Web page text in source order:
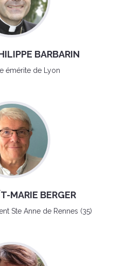
BARBARIN
émérite de Lyon
MARIE BERGER
Ste Anne de Rennes (35)